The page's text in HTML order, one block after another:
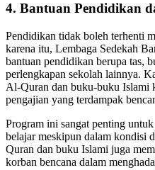
4. Bantuan Pendidikan
Pendidikan tidak boleh terhenti
karena itu, Lembaga Sedekah
bantuan pendidikan berupa tas,
perlengkapan sekolah lainnya.
Al-Quran dan buku-buku Islami
pengajian yang terdampak
Program ini sangat penting
belajar meskipun dalam kondisi
Quran dan buku Islami juga
korban bencana dalam